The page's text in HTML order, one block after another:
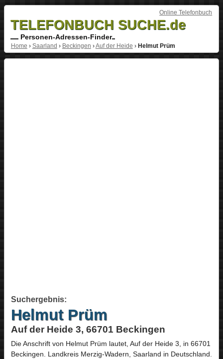
Online Telefonbuch
TELEFONBUCH SUCHE.de
Personen-Adressen-Finder
Home › Saarland › Beckingen ›Auf der Heide › Helmut Prüm
Suchergebnis:
Helmut Prüm
Auf der Heide 3, 66701 Beckingen
Die Anschrift von Helmut Prüm lautet, Auf der Heide 3, in 66701
Beckingen. Landkreis Merzig-Wadern, Saarland in Deutschland.